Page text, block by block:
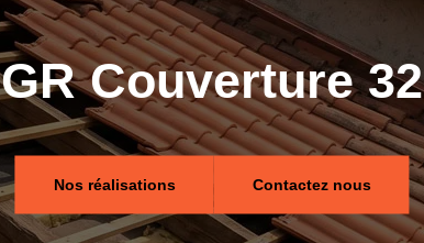
GR Couverture 32
Nos réalisations Contactez nous